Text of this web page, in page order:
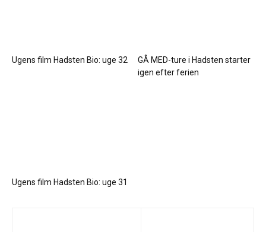
Ugens film Hadsten Bio: uge 32
GÅ MED-ture i Hadsten starter
igen efter ferien
Ugens film Hadsten Bio: uge 31